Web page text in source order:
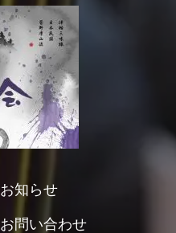
お知らせ
お問い合わせ